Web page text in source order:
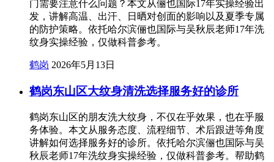
门需要注意什么问题？本文从俪也国际17年实操经验出
发，讲解高温、出汗、日晒对创面的影响以及夏季专属
的防护策略。依托哈尔滨俪也国际与吴秋辰老师17年洗
纹身实操经验，仅做科普参考。
鹤岗 2026年5月13日
鹤岗东山区大纹身清洗选择服务好的诊所
鹤岗东山区的朋友洗大纹身，不仅在乎效果，也在乎服
务体验。本文从服务态度、流程细节、术后跟进等角度
讲解如何选择服务好的诊所。依托哈尔滨俪也国际与吴
秋辰老师17年洗纹身实操经验，仅做科普参考。帮助鹤